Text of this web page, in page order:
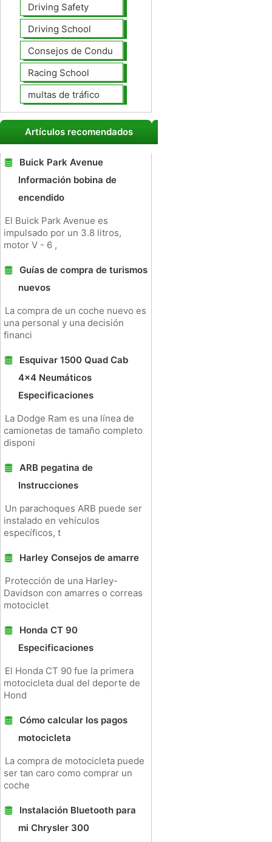
Driving Safety
Driving School
Consejos de Conducción
Racing School
multas de tráfico
Artículos recomendados
Buick Park Avenue
Información bobina de
encendido
El Buick Park Avenue es
impulsado por un 3.8 litros,
motor V - 6 ,
Guías de compra de turismos
nuevos
La compra de un coche nuevo es
una personal y una decisión
financi
Esquivar 1500 Quad Cab
4x4 Neumáticos
Especificaciones
La Dodge Ram es una línea de
camionetas de tamaño completo
disponi
ARB pegatina de
Instrucciones
Un parachoques ARB puede ser
instalado en vehículos
específicos, t
Harley Consejos de amarre
Protección de una Harley-
Davidson con amarres o correas
motociclet
Honda CT 90
Especificaciones
El Honda CT 90 fue la primera
motocicleta dual del deporte de
Hond
Cómo calcular los pagos
motocicleta
La compra de motocicleta puede
ser tan caro como comprar un
coche
Instalación Bluetooth para
mi Chrysler 300